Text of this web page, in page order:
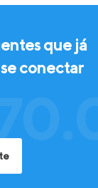
que já
conectar